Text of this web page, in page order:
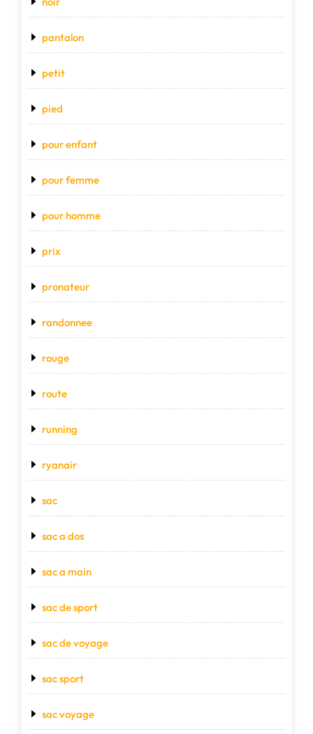
pantalon
petit
pied
pour enfant
pour femme
pour homme
prix
pronateur
randonnee
rouge
route
running
ryanair
sac
sac a dos
sac a main
sac de sport
sac de voyage
sac sport
sac voyage